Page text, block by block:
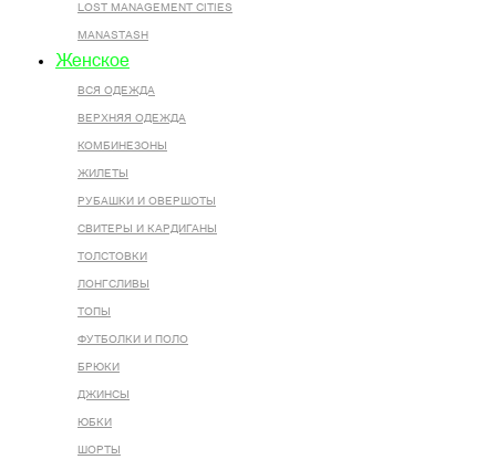
LOST MANAGEMENT CITIES
MANASTASH
Женское
ВСЯ ОДЕЖДА
ВЕРХНЯЯ ОДЕЖДА
КОМБИНЕЗОНЫ
ЖИЛЕТЫ
РУБАШКИ И ОВЕРШОТЫ
СВИТЕРЫ И КАРДИГАНЫ
ТОЛСТОВКИ
ЛОНГСЛИВЫ
ТОПЫ
ФУТБОЛКИ И ПОЛО
БРЮКИ
ДЖИНСЫ
ЮБКИ
ШОРТЫ